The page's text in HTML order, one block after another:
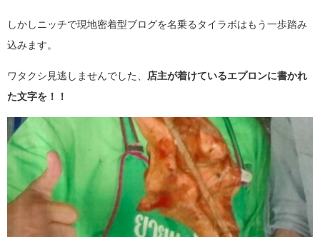
しかしニッチで現地密着型ブログを名乗るタイラボはもう一歩踏み
込みます。
ワタクシ見逃しませんでした、 店主が着けているエプロンに書かれ
た文字を！！